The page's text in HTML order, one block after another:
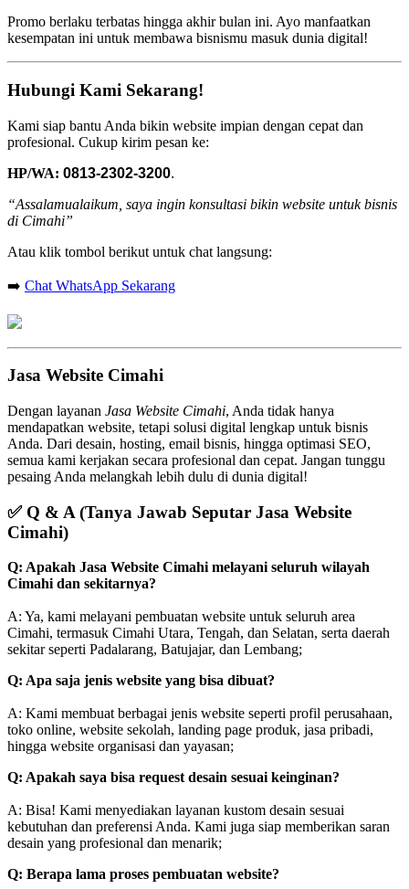
Promo berlaku terbatas hingga akhir bulan ini. Ayo manfaatkan
kesempatan ini untuk membawa bisnismu masuk dunia digital!
Hubungi Kami Sekarang!
Kami siap bantu Anda bikin website impian dengan cepat dan
profesional. Cukup kirim pesan ke:
HP/WA: 0813-2302-3200.
“Assalamualaikum, saya ingin konsultasi bikin website untuk bisnis
di Cimahi”
Atau klik tombol berikut untuk chat langsung:
➡️ Chat WhatsApp Sekarang
Jasa Website Cimahi
Dengan layanan Jasa Website Cimahi, Anda tidak hanya
mendapatkan website, tetapi solusi digital lengkap untuk bisnis
Anda. Dari desain, hosting, email bisnis, hingga optimasi SEO,
semua kami kerjakan secara profesional dan cepat. Jangan tunggu
pesaing Anda melangkah lebih dulu di dunia digital!
✅ Q & A (Tanya Jawab Seputar Jasa Website
Cimahi)
Q: Apakah Jasa Website Cimahi melayani seluruh wilayah
Cimahi dan sekitarnya?
A: Ya, kami melayani pembuatan website untuk seluruh area
Cimahi, termasuk Cimahi Utara, Tengah, dan Selatan, serta daerah
sekitar seperti Padalarang, Batujajar, dan Lembang;
Q: Apa saja jenis website yang bisa dibuat?
A: Kami membuat berbagai jenis website seperti profil perusahaan,
toko online, website sekolah, landing page produk, jasa pribadi,
hingga website organisasi dan yayasan;
Q: Apakah saya bisa request desain sesuai keinginan?
A: Bisa! Kami menyediakan layanan kustom desain sesuai
kebutuhan dan preferensi Anda. Kami juga siap memberikan saran
desain yang profesional dan menarik;
Q: Berapa lama proses pembuatan website?